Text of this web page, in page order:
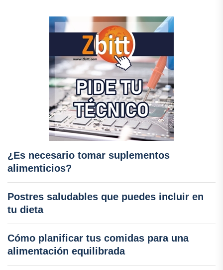
¿Es necesario tomar suplementos
alimenticios?
Postres saludables que puedes incluir en
tu dieta
Cómo planificar tus comidas para una
alimentación equilibrada